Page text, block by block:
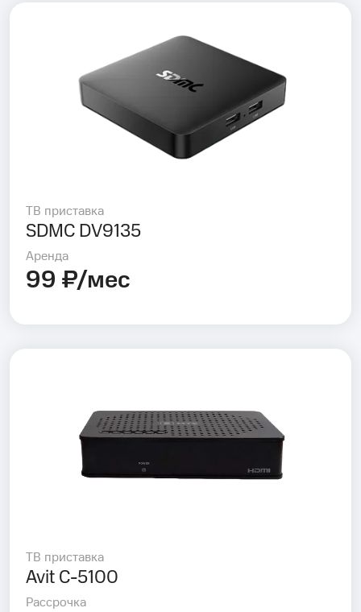
ТВ приставка
SDMC DV9135
Аренда
99 ₽/мес
ТВ приставка
Avit C-5100
Рассрочка